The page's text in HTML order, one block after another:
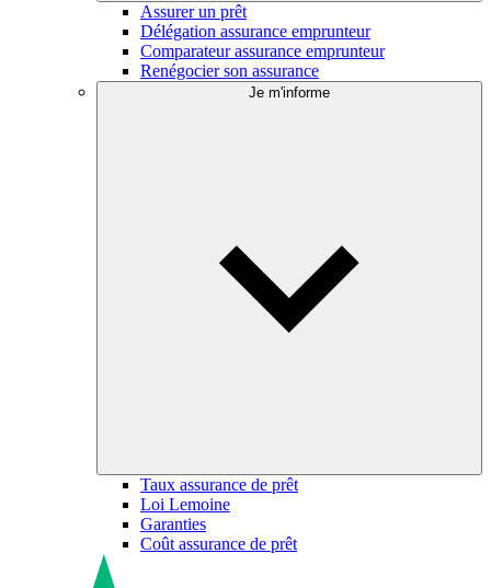
Assurer un prêt
Délégation assurance emprunteur
Comparateur assurance emprunteur
Renégocier son assurance
Je m'informe
Taux assurance de prêt
Loi Lemoine
Garanties
Coût assurance de prêt